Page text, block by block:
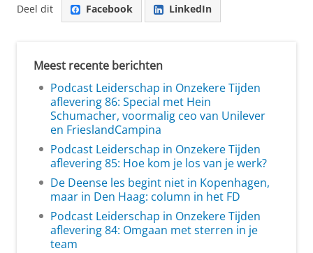
Deel dit Facebook LinkedIn
Meest recente berichten
Podcast Leiderschap in Onzekere Tijden
aflevering 86: Special met Hein
Schumacher, voormalig ceo van Unilever
en FrieslandCampina
Podcast Leiderschap in Onzekere Tijden
aflevering 85: Hoe kom je los van je werk?
De Deense les begint niet in Kopenhagen,
maar in Den Haag: column in het FD
Podcast Leiderschap in Onzekere Tijden
aflevering 84: Omgaan met sterren in je
team